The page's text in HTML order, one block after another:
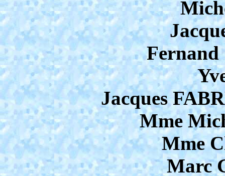
Jacques
Mme
Mme
Marc